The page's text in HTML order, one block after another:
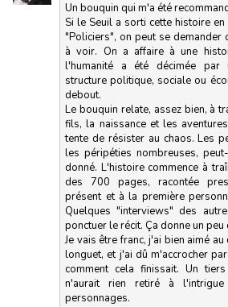
Un bouquin qui m'a été
Si le Seuil a sorti cette histoire
"Policiers", on peut se demander
à voir. On a affaire à une
l'humanité a été décimée par
structure politique, sociale ou
debout.
Le bouquin relate, assez bien, à
fils, la naissance et les
tente de résister au chaos. Les
les péripéties nombreuses,
donné. L'histoire commence à
des 700 pages, racontée
présent et à la première
Quelques "interviews" des
ponctuer le récit. Ça donne un peu
Je vais être franc, j'ai bien aimé
longuet, et j'ai dû m'accrocher
comment cela finissait. Un
n'aurait rien retiré à
personnages.